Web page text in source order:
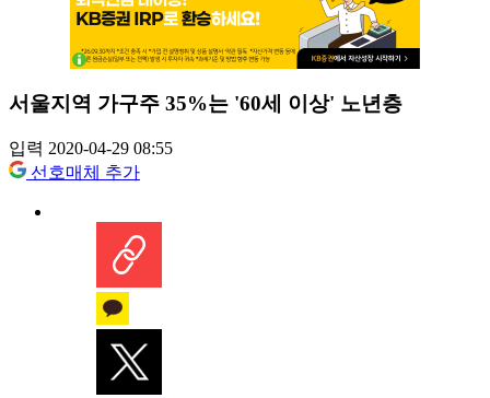
서울지역 가구주 35%는 '60세 이상' 노년층
입력 2020-04-29 08:55
선호매체 추가